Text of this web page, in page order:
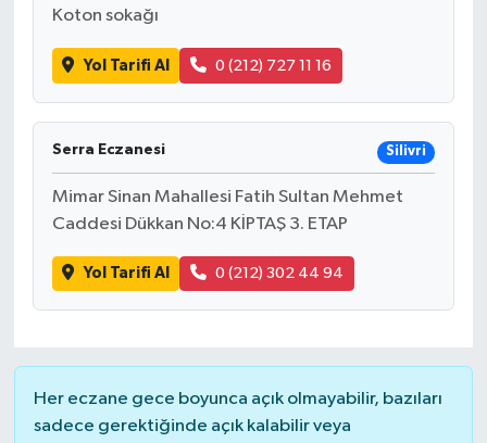
Koton sokağı
Yol Tarifi Al 0 (212) 727 11 16
Serra Eczanesi Silivri
Mimar Sinan Mahallesi Fatih Sultan Mehmet
Caddesi Dükkan No:4 KİPTAŞ 3. ETAP
Yol Tarifi Al 0 (212) 302 44 94
Her eczane gece boyunca açık olmayabilir, bazıları
sadece gerektiğinde açık kalabilir veya